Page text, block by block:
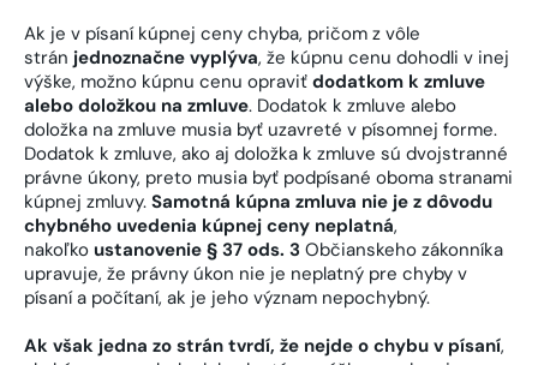
Ak je v písaní kúpnej ceny chyba, pričom z vôle
strán jednoznačne vyplýva, že kúpnu cenu dohodli v inej
výške, možno kúpnu cenu opraviť dodatkom k zmluve
alebo doložkou na zmluve. Dodatok k zmluve alebo
doložka na zmluve musia byť uzavreté v písomnej forme.
Dodatok k zmluve, ako aj doložka k zmluve sú dvojstranné
právne úkony, preto musia byť podpísané oboma stranami
kúpnej zmluvy. Samotná kúpna zmluva nie je z dôvodu
chybného uvedenia kúpnej ceny neplatná,
nakoľko ustanovenie § 37 ods. 3 Občianskeho zákonníka
upravuje, že právny úkon nie je neplatný pre chyby v
písaní a počítaní, ak je jeho význam nepochybný.
Ak však jedna zo strán tvrdí, že nejde o chybu v písaní,